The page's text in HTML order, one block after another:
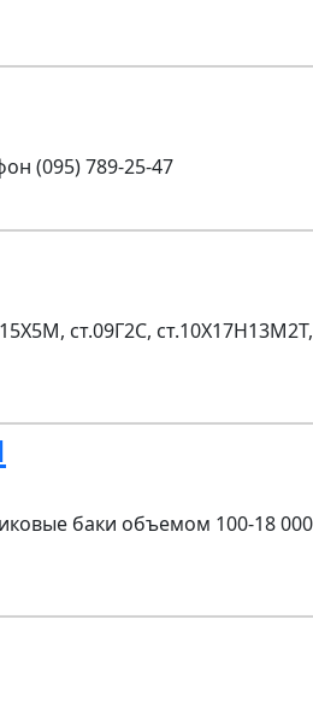
(095) 789-25-47
ст.09Г2С,
баки объемом 100-18